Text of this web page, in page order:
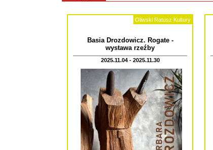
Oliwski Ratusz Kultury
Basia Drozdowicz. Rogate -
wystawa rzeźby
2025.11.04 - 2025.11.30